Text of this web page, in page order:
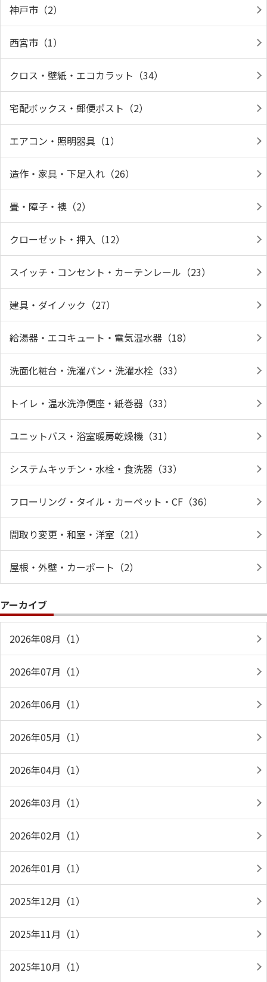
神戸市（2）
西宮市（1）
クロス・壁紙・エコカラット（34）
宅配ボックス・郵便ポスト（2）
エアコン・照明器具（1）
造作・家具・下足入れ（26）
畳・障子・襖（2）
クローゼット・押入（12）
スイッチ・コンセント・カーテンレール（23）
建具・ダイノック（27）
給湯器・エコキュート・電気温水器（18）
洗面化粧台・洗濯パン・洗濯水栓（33）
トイレ・温水洗浄便座・紙巻器（33）
ユニットバス・浴室暖房乾燥機（31）
システムキッチン・水栓・食洗器（33）
フローリング・タイル・カーペット・CF（36）
間取り変更・和室・洋室（21）
屋根・外壁・カーポート（2）
アーカイブ
2026年08月（1）
2026年07月（1）
2026年06月（1）
2026年05月（1）
2026年04月（1）
2026年03月（1）
2026年02月（1）
2026年01月（1）
2025年12月（1）
2025年11月（1）
2025年10月（1）